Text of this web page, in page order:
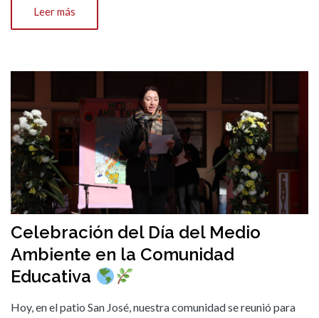
Leer más
Celebración del Día del Medio
Ambiente en la Comunidad
Educativa
Hoy, en el patio San José, nuestra comunidad se reunió para